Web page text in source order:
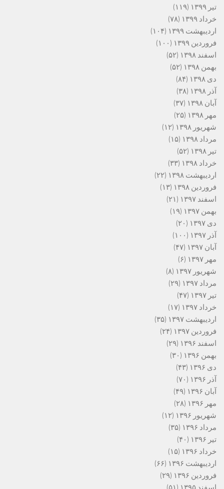
تیر ۱۳۹۹
(۱۱۹)
خرداد ۱۳۹۹
(۷۸)
اردیبهشت ۱۳۹۹
(۱۰۴)
فروردین ۱۳۹۹
(۱۰۰)
اسفند ۱۳۹۸
(۵۲)
بهمن ۱۳۹۸
(۵۲)
دی ۱۳۹۸
(۸۴)
آذر ۱۳۹۸
(۳۸)
آبان ۱۳۹۸
(۳۷)
مهر ۱۳۹۸
(۲۵)
شهریور ۱۳۹۸
(۱۲)
مرداد ۱۳۹۸
(۱۵)
تیر ۱۳۹۸
(۵۲)
خرداد ۱۳۹۸
(۳۳)
اردیبهشت ۱۳۹۸
(۲۲)
فروردین ۱۳۹۸
(۱۳)
اسفند ۱۳۹۷
(۲۱)
بهمن ۱۳۹۷
(۱۹)
دی ۱۳۹۷
(۲۰)
آذر ۱۳۹۷
(۱۰۰)
آبان ۱۳۹۷
(۴۷)
مهر ۱۳۹۷
(۶)
شهریور ۱۳۹۷
(۸)
مرداد ۱۳۹۷
(۲۹)
تیر ۱۳۹۷
(۴۷)
خرداد ۱۳۹۷
(۱۷)
اردیبهشت ۱۳۹۷
(۳۵)
فروردین ۱۳۹۷
(۲۴)
اسفند ۱۳۹۶
(۲۹)
بهمن ۱۳۹۶
(۳۰)
دی ۱۳۹۶
(۴۳)
آذر ۱۳۹۶
(۷۰)
آبان ۱۳۹۶
(۴۹)
مهر ۱۳۹۶
(۲۸)
شهریور ۱۳۹۶
(۱۲)
مرداد ۱۳۹۶
(۳۵)
تیر ۱۳۹۶
(۴۰)
خرداد ۱۳۹۶
(۱۵)
اردیبهشت ۱۳۹۶
(۶۶)
فروردین ۱۳۹۶
(۲۹)